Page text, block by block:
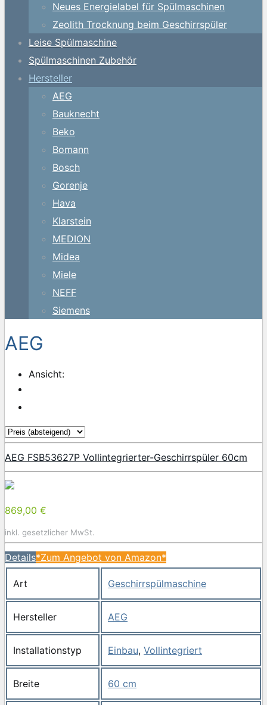
Neues Energielabel für Spülmaschinen
Zeolith Trocknung beim Geschirrspüler
Leise Spülmaschine
Spülmaschinen Zubehör
Hersteller
AEG
Bauknecht
Beko
Bomann
Bosch
Gorenje
Hava
Klarstein
MEDION
Midea
Miele
NEFF
Siemens
AEG
Ansicht:
AEG FSB53627P Vollintegrierter-Geschirrspüler 60cm
869,00 €
inkl. gesetzlicher MwSt.
Details*Zum Angebot von Amazon*
Art Geschirrspülmaschine
Hersteller AEG
Installationstyp Einbau, Vollintegriert
Breite 60 cm